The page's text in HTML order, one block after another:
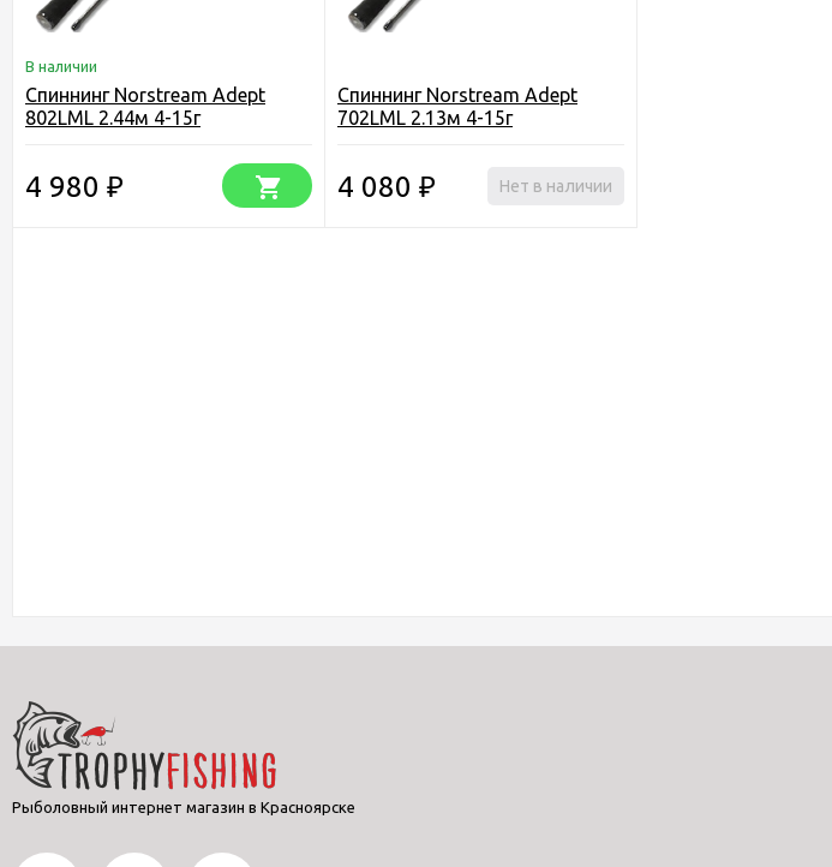
В наличии
Спиннинг Norstream Adept
802LML 2.44м 4-15г
4 980 ₽
Спиннинг Norstream Adept
702LML 2.13м 4-15г
4 080 ₽ Нет в наличии
Рыболовный интернет магазин в Красноярске